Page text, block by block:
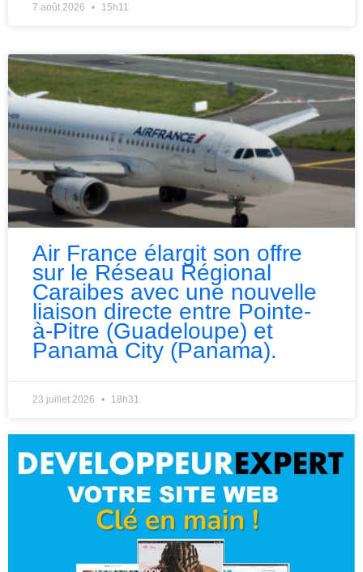
7 août 2026 15h11
Air France élargit son offre
sur le Réseau Régional
Caraibes avec une nouvelle
liaison directe entre Pointe-
à-Pitre (Guadeloupe) et
Panama City (Panama).
23 juillet 2026 18h31